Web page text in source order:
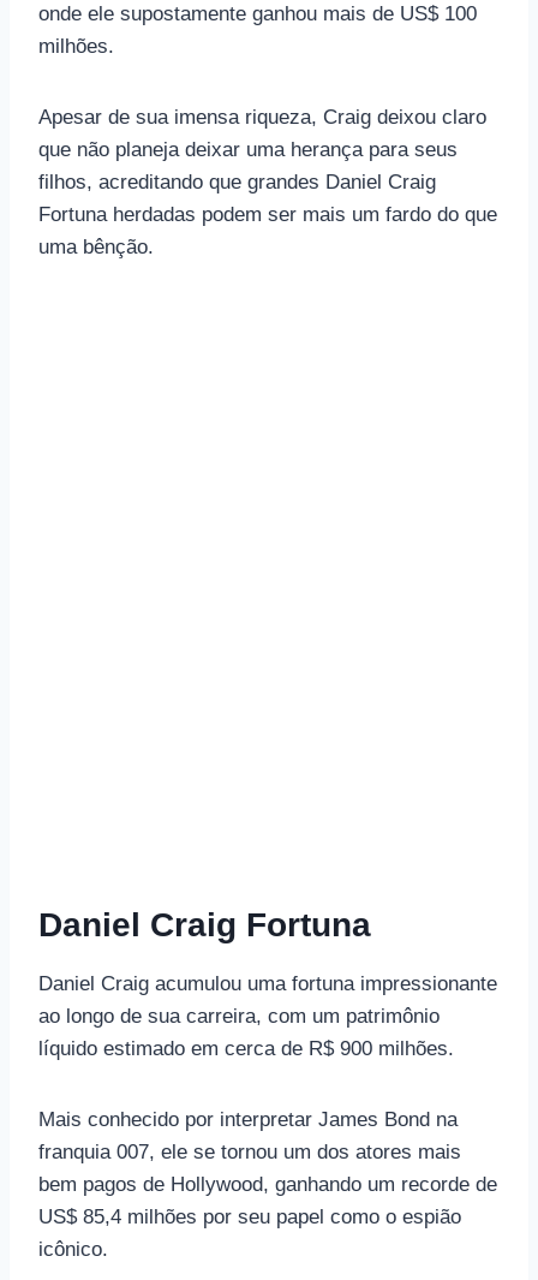
onde ele supostamente ganhou mais de US$ 100
milhões.
Apesar de sua imensa riqueza, Craig deixou claro
que não planeja deixar uma herança para seus
filhos, acreditando que grandes Daniel Craig
Fortuna herdadas podem ser mais um fardo do que
uma bênção.
Daniel Craig Fortuna
Daniel Craig acumulou uma fortuna impressionante
ao longo de sua carreira, com um patrimônio
líquido estimado em cerca de R$ 900 milhões.
Mais conhecido por interpretar James Bond na
franquia 007, ele se tornou um dos atores mais
bem pagos de Hollywood, ganhando um recorde de
US$ 85,4 milhões por seu papel como o espião
icônico.